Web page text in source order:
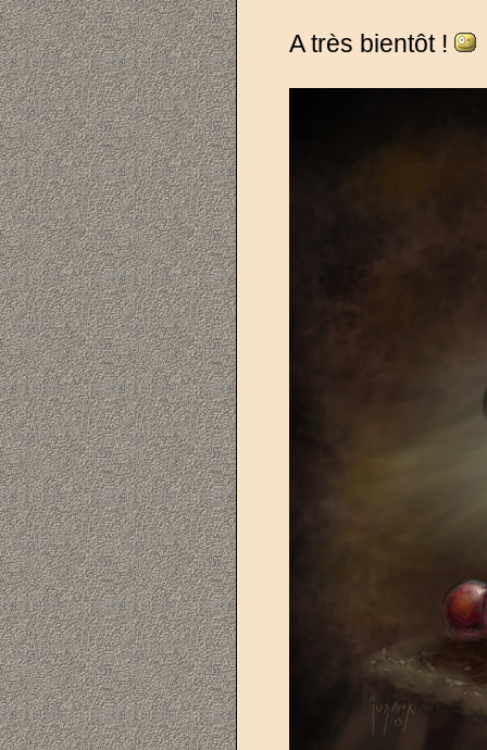
A très bientôt !